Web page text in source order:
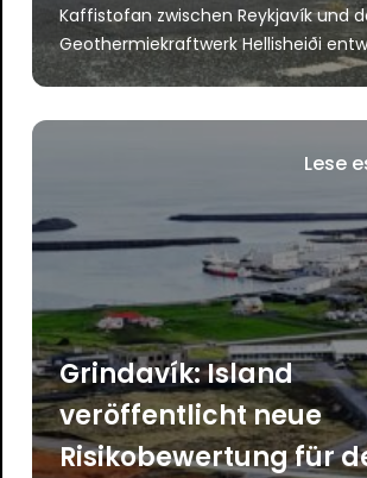
Kaffistofan zwischen Reykjavík und
Geothermiekraftwerk Hellisheiði
Lese
Grindavík: Island
veröffentlicht neue
Risikobewertung für